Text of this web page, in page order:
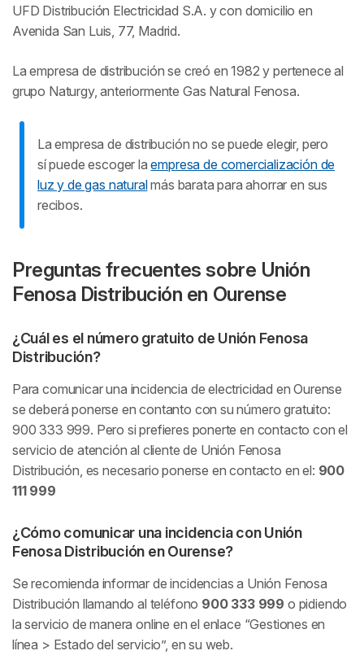
UFD Distribución Electricidad S.A. y con domicilio en
Avenida San Luis, 77, Madrid.
La empresa de distribución se creó en 1982 y pertenece al
grupo Naturgy, anteriormente Gas Natural Fenosa.
La empresa de distribución no se puede elegir, pero
sí puede escoger laempresa de comercialización de
luz y de gas naturalmás barata para ahorrar en sus
recibos.
Preguntas frecuentes sobre Unión
Fenosa Distribución en Ourense
¿Cuál es el número gratuito de Unión Fenosa
Distribución?
Para comunicar una incidencia de electricidad en Ourense
se deberá ponerse en contanto con su número gratuito:
900 333 999. Pero si prefieres ponerte en contacto con el
servicio de atención al cliente de Unión Fenosa
Distribución, es necesario ponerse en contacto en el: 900
111 999
¿Cómo comunicar una incidencia con Unión
Fenosa Distribución en Ourense?
Se recomienda informar de incidencias a Unión Fenosa
Distribución llamando al teléfono 900 333 999 o pidiendo
la servicio de manera online en el enlace “Gestiones en
línea > Estado del servicio”, en su web.